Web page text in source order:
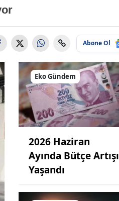
Abone Ol
Eko Gündem
2026 Haziran
Ayında Bütçe Artışı
Yaşandı